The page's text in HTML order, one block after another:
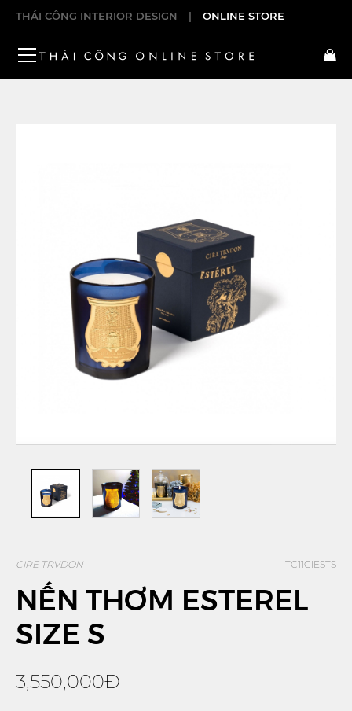
THÁI CÔNG INTERIOR DESIGN | ONLINE STORE
CIRE TRVDON TC11CIESTS
NẾN THƠM ESTEREL
SIZE S
3,550,000Đ